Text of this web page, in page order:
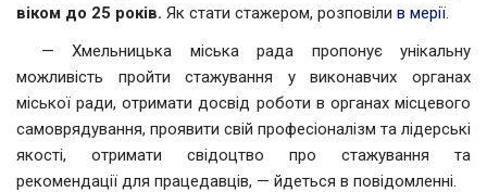
віком до 25 років. Як стати стажером, розповіли в мерії.
— Хмельницька міська рада пропонує унікальну
можливість пройти стажування у виконавчих органах
міської ради, отримати досвід роботи в органах місцевого
самоврядування, проявити свій професіоналізм та лідерські
якості, отримати свідоцтво про стажування та
рекомендації для працедавців, — йдеться в повідомленні.